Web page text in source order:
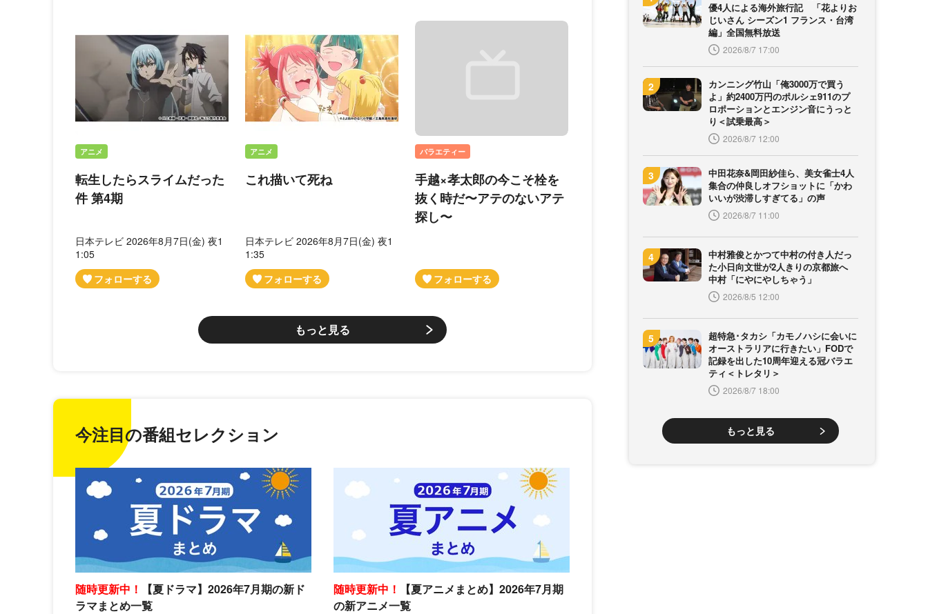
アニメ
転生したらスライムだった
件 第4期
日本テレビ 2026年8月7日(金) 夜1
1:05
アニメ
これ描いて死ね
日本テレビ 2026年8月7日(金) 夜1
1:35
バラエティー
手越×孝太郎の今こそ栓を
抜く時だ〜アテのないアテ
探し〜
もっと見る
今注目の番組セレクション
随時更新中！
【夏ドラマ】2026年7月期の新ド
ラマまとめ一覧
随時更新中！
【夏アニメまとめ】2026年7月期
の新アニメ一覧
優4人による海外旅行記 「花よりお
じいさん シーズン1 フランス・台湾
編」全国無料放送
2026/8/7 17:00
カンニング竹山「俺3000万で買う
よ」約2400万円のポルシェ911のプ
ロポーションとエンジン音にうっと
り＜試乗最高＞
2026/8/7 12:00
中田花奈&岡田紗佳ら、美女雀士4人
集合の仲良しオフショットに「かわ
いいが渋滞しすぎてる」の声
2026/8/7 11:00
中村雅俊とかつて中村の付き人だっ
た小日向文世が2人きりの京都旅へ
中村「にやにやしちゃう」
2026/8/5 12:00
超特急･タカシ「カモノハシに会いに
オーストラリアに行きたい」FODで
記録を出した10周年迎える冠バラエ
ティ＜トレタリ＞
2026/8/7 18:00
もっと見る